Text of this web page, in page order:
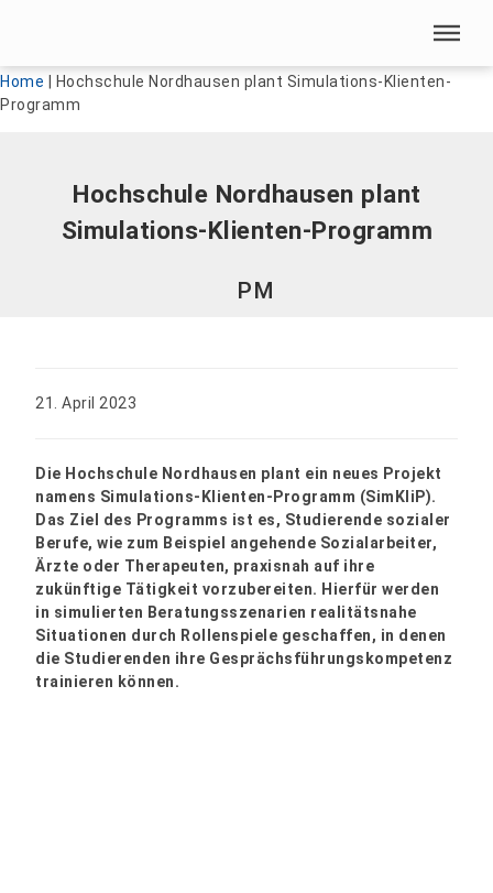
Menü überspringen
Home
Hochschule Nordhausen plant Simulations-Klienten-
Programm
Hochschule Nordhausen plant
Simulations-Klienten-Programm
PM
21. April 2023
Die Hochschule Nordhausen plant ein neues Projekt
namens Simulations-Klienten-Programm (SimKliP).
Das Ziel des Programms ist es, Studierende sozialer
Berufe, wie zum Beispiel angehende Sozialarbeiter,
Ärzte oder Therapeuten, praxisnah auf ihre
zukünftige Tätigkeit vorzubereiten. Hierfür werden
in simulierten Beratungsszenarien realitätsnahe
Situationen durch Rollenspiele geschaffen, in denen
die Studierenden ihre Gesprächsführungskompetenz
trainieren können.